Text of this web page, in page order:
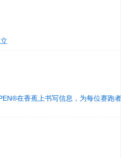
在香蕉上书写信息，为每位赛跑